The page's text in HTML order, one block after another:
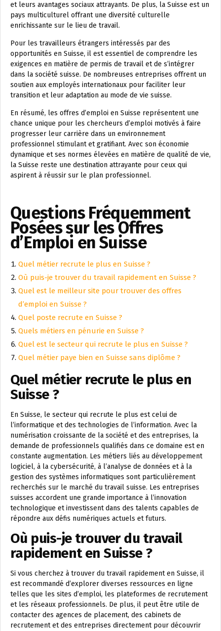
et leurs avantages sociaux attrayants. De plus, la Suisse est un
pays multiculturel offrant une diversité culturelle
enrichissante sur le lieu de travail.
Pour les travailleurs étrangers intéressés par des
opportunités en Suisse, il est essentiel de comprendre les
exigences en matière de permis de travail et de s’intégrer
dans la société suisse. De nombreuses entreprises offrent un
soutien aux employés internationaux pour faciliter leur
transition et leur adaptation au mode de vie suisse.
En résumé, les offres d’emploi en Suisse représentent une
chance unique pour les chercheurs d’emploi motivés à faire
progresser leur carrière dans un environnement
professionnel stimulant et gratifiant. Avec son économie
dynamique et ses normes élevées en matière de qualité de vie,
la Suisse reste une destination attrayante pour ceux qui
aspirent à réussir sur le plan professionnel.
Questions Fréquemment
Posées sur les Offres
d’Emploi en Suisse
Quel métier recrute le plus en Suisse ?
Où puis-je trouver du travail rapidement en Suisse ?
Quel est le meilleur site pour trouver des offres
d’emploi en Suisse ?
Quel poste recrute en Suisse ?
Quels métiers en pénurie en Suisse ?
Quel est le secteur qui recrute le plus en Suisse ?
Quel métier paye bien en Suisse sans diplôme ?
Quel métier recrute le plus en
Suisse ?
En Suisse, le secteur qui recrute le plus est celui de
l’informatique et des technologies de l’information. Avec la
numérisation croissante de la société et des entreprises, la
demande de professionnels qualifiés dans ce domaine est en
constante augmentation. Les métiers liés au développement
logiciel, à la cybersécurité, à l’analyse de données et à la
gestion des systèmes informatiques sont particulièrement
recherchés sur le marché du travail suisse. Les entreprises
suisses accordent une grande importance à l’innovation
technologique et investissent dans des talents capables de
répondre aux défis numériques actuels et futurs.
Où puis-je trouver du travail
rapidement en Suisse ?
Si vous cherchez à trouver du travail rapidement en Suisse, il
est recommandé d’explorer diverses ressources en ligne
telles que les sites d’emploi, les plateformes de recrutement
et les réseaux professionnels. De plus, il peut être utile de
contacter des agences de placement, des cabinets de
recrutement et des entreprises directement pour découvrir